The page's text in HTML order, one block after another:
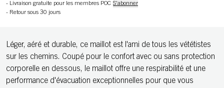
- Livraison gratuite pour les membres POC S'abonner
- Retour sous 30 jours
Léger, aéré et durable, ce maillot est l'ami de tous les vététistes
sur les chemins. Coupé pour le confort avec ou sans protection
corporelle en dessous, le maillot offre une respirabilité et une
performance d'évacuation exceptionnelles pour que vous